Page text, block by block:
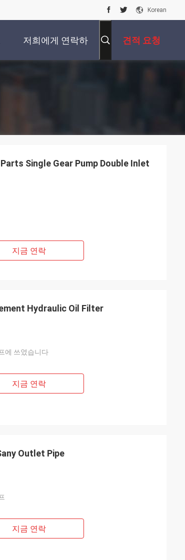
Korean
저희에게 연락하 견적 요청
Single Gear Pump Double Inlet
지금 연락
Hydraulic Oil Filter
에 쓰였습니다
지금 연락
Outlet Pipe
지금 연락